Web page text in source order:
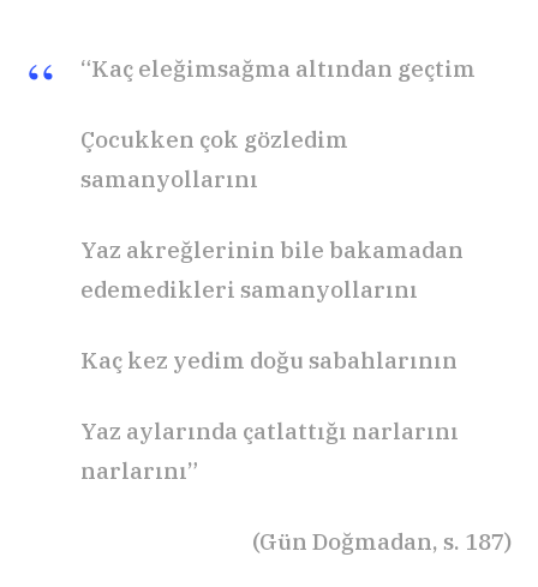
“Kaç eleğimsağma altından geçtim
Çocukken çok gözledim
samanyollarını
Yaz akreğlerinin bile bakamadan
edemedikleri samanyollarını
Kaç kez yedim doğu sabahlarının
Yaz aylarında çatlattığı narlarını
narlarını”
(Gün Doğmadan, s. 187)